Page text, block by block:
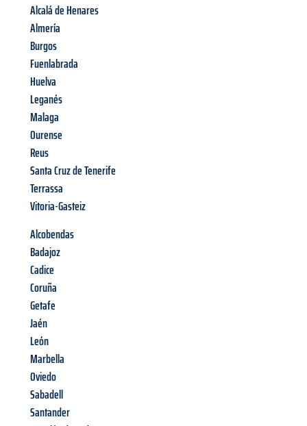
Alcalá de Henares
Almería
Burgos
Fuenlabrada
Huelva
Leganés
Malaga
Ourense
Reus
Santa Cruz de Tenerife
Terrassa
Vitoria-Gasteiz
Alcobendas
Badajoz
Cadice
Coruña
Getafe
Jaén
León
Marbella
Oviedo
Sabadell
Santander